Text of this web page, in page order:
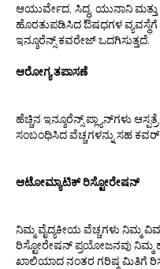
ಆಯುರ್ವೇದ, ಸಿದ್ಧ, ಯುನಾನಿ
ಹೊರತುಪಡಿಸಿದ ಔಷಧಗಳ
ಇನ್ಶೂರೆನ್ಸ್ ಕವರೇಜ್ ಒದಗಿಸುತ್ತದೆ.
ಆರೋಗ್ಯ ತಪಾಸಣೆ
ಹೆಚ್ಚಿನ ಇನ್ಶೂರೆನ್ಸ್ ಪ್ಲ್ಯಾನ್‌ಗಳು
ಸಂಬಂಧಿಸಿದ ವೆಚ್ಚಗಳನ್ನು ಸಹ ಕವರ್
ಆಟೋಮ್ಯಾಟಿಕ್ ರಿಸ್ಟೋರೇಷನ್
ನಿಮ್ಮ ವೈದ್ಯಕೀಯ ವೆಚ್ಚಗಳು ನಿಮ್ಮ
ರಿಸ್ಟೋರೇಷನ್ ಪ್ರಯೋಜನವು ನಿಮ್ಮ
ಖಾಲಿಯಾದ ನಂತರ ಗರಿಷ್ಠ ಮಿತಿಗೆ